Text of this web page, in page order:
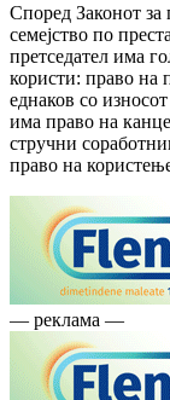
Според Законот за
семејство по
претседател има
користи: право на
еднаков со
има право на
стручни
право на
— реклама —